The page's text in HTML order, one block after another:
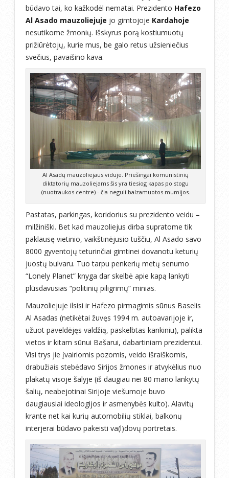
būdavo tai, ko kažkodėl nematai. Prezidento Hafezo
Al Asado mauzoliejuje jo gimtojoje Kardahoje
nesutikome žmonių. Išskyrus porą kostiumuotų
prižiūrėtojų, kurie mus, be galo retus užsieniečius
svečius, pavaišino kava.
Al Asadų mauzoliejaus viduje. Priešingai komunistinių
diktatorių mauzoliejams šis yra tiesiog kapas po stogu
(nuotraukos centre) - čia neguli balzamuotos mumijos.
Pastatas, parkingas, koridorius su prezidento veidu –
milžiniški. Bet kad mauzoliejus dirba supratome tik
paklausę vietinio, vaikštinėjusio tuščiu, Al Asado savo
8000 gyventojų teturinčiai gimtinei dovanotu keturių
juostų bulvaru. Tuo tarpu penkerių metų senumo
“Lonely Planet” knyga dar skelbė apie kapą lankyti
plūsdavusias “politinių piligrimų” minias.
Mauzoliejuje ilsisi ir Hafezo pirmagimis sūnus Baselis
Al Asadas (netikėtai žuvęs 1994 m. autoavarijoje ir,
užuot paveldėjęs valdžią, paskelbtas kankiniu), palikta
vietos ir kitam sūnui Bašarui, dabartiniam prezidentui.
Visi trys jie įvairiomis pozomis, veido išraiškomis,
drabužiais stebėdavo Sirijos žmones ir atvykėlius nuo
plakatų visoje šalyje (iš daugiau nei 80 mano lankytų
šalių, neabejotinai Sirijoje viešumoje buvo
daugiausiai ideologijos ir asmenybės kulto). Alavitų
krante net kai kurių automobilių stiklai, balkonų
interjerai būdavo pakeisti va(l)dovų portretais.